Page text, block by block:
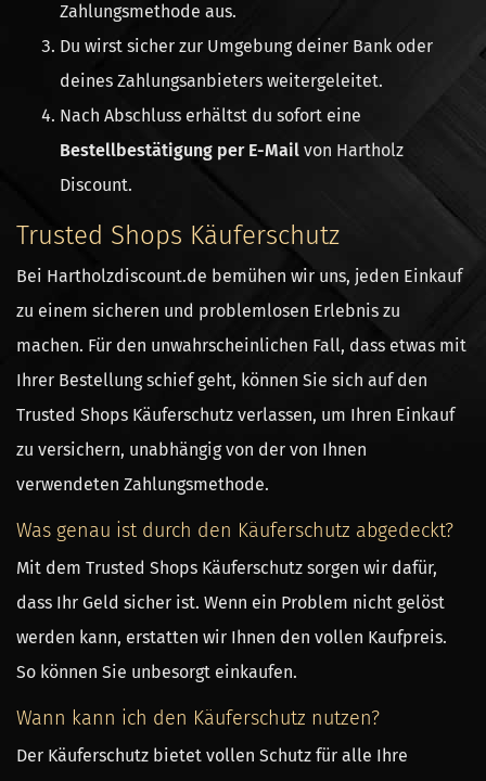
Zahlungsmethode aus.
Du wirst sicher zur Umgebung deiner Bank oder
deines Zahlungsanbieters weitergeleitet.
Nach Abschluss erhältst du sofort eine
Bestellbestätigung per E-Mail von Hartholz
Discount.
Trusted Shops Käuferschutz
Bei Hartholzdiscount.de bemühen wir uns, jeden Einkauf
zu einem sicheren und problemlosen Erlebnis zu
machen. Für den unwahrscheinlichen Fall, dass etwas mit
Ihrer Bestellung schief geht, können Sie sich auf den
Trusted Shops Käuferschutz verlassen, um Ihren Einkauf
zu versichern, unabhängig von der von Ihnen
verwendeten Zahlungsmethode.
Was genau ist durch den Käuferschutz abgedeckt?
Mit dem Trusted Shops Käuferschutz sorgen wir dafür,
dass Ihr Geld sicher ist. Wenn ein Problem nicht gelöst
werden kann, erstatten wir Ihnen den vollen Kaufpreis.
So können Sie unbesorgt einkaufen.
Wann kann ich den Käuferschutz nutzen?
Der Käuferschutz bietet vollen Schutz für alle Ihre